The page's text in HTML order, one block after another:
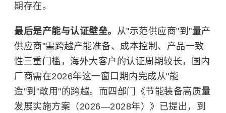
期存在。
最后是产能与认证壁垒。 从"示范供应商"到"量产
供应商"需跨越产能准备、成本控制、产品一致
性三重门槛，海外大客户的认证周期较长，国内
厂商需在2026年这一窗口期内完成从"能
造"到"敢用"的跨越。而四部门《节能装备高质量
发展实施方案（2026—2028年）》已提出，到